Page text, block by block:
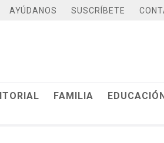
AYÚDANOS SUSCRÍBETE
FAMILIA